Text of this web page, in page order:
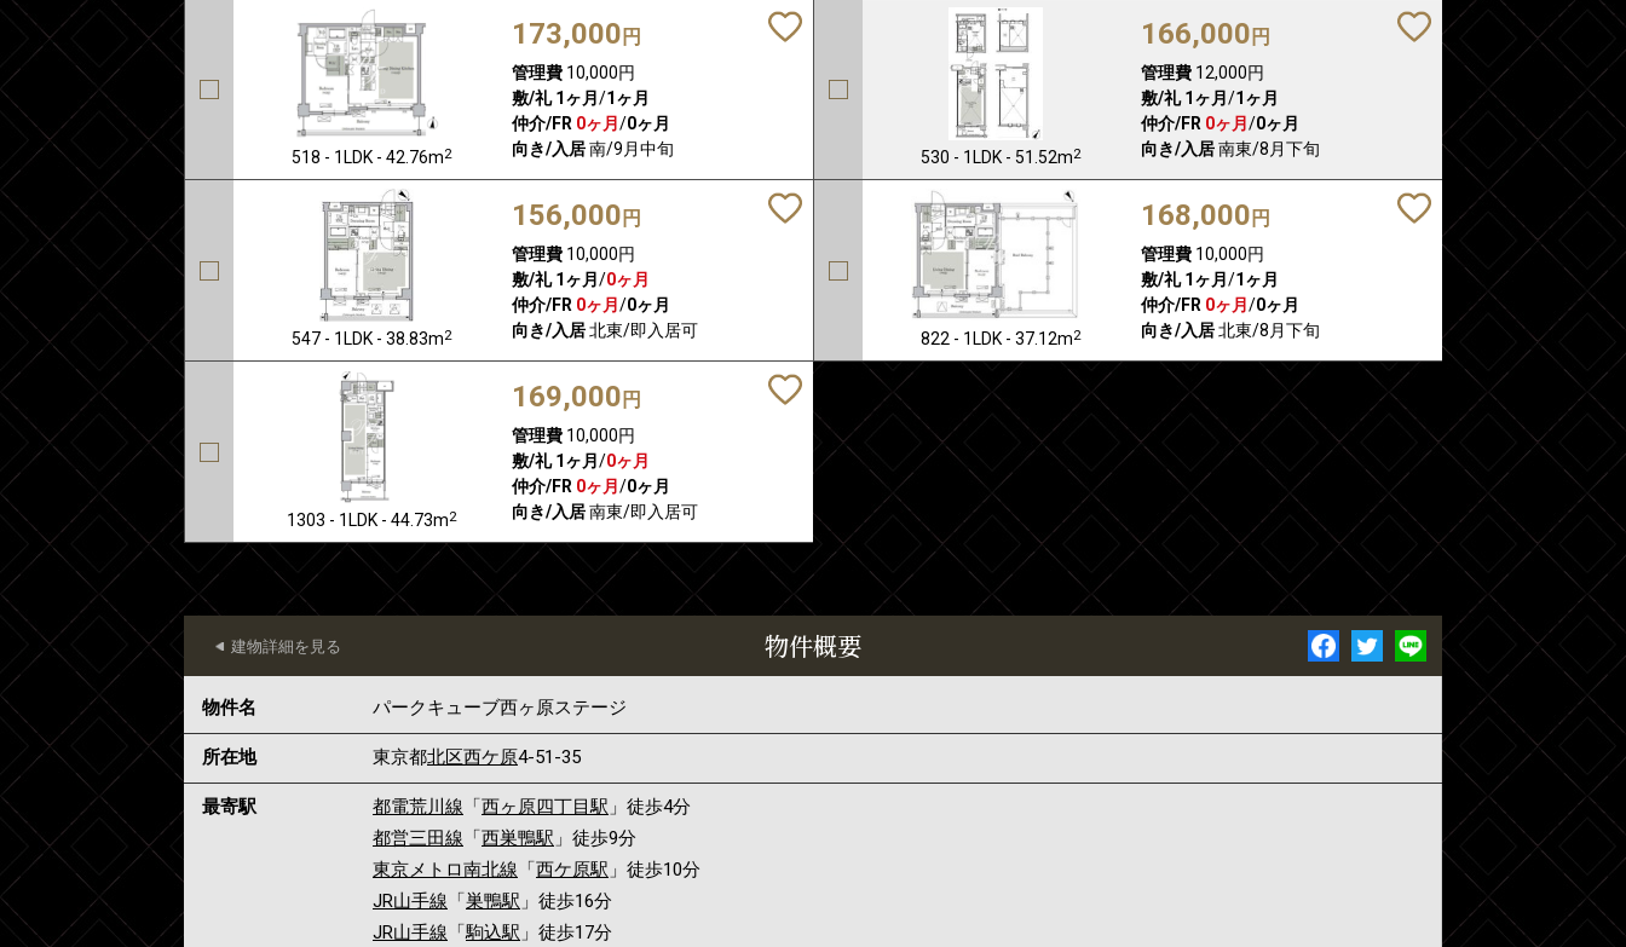
518 - 1LDK - 42.76m2
173,000 円
管理費10,000円
敷/礼 1ヶ月 /1ヶ月
仲介/FR 0ヶ月 /0ヶ月
向き/入居南/9月中旬 530 - 1LDK - 51.52m2
166,000 円
管理費12,000円
敷/礼 1ヶ月 /1ヶ月
仲介/FR 0ヶ月 /0ヶ月
向き/入居南東/8月下旬
547 - 1LDK - 38.83m2
156,000 円
管理費10,000円
敷/礼 1ヶ月 /0ヶ月
仲介/FR 0ヶ月 /0ヶ月
向き/入居北東/即入居可 822 - 1LDK - 37.12m2
168,000 円
管理費10,000円
敷/礼 1ヶ月 /1ヶ月
仲介/FR 0ヶ月 /0ヶ月
向き/入居北東/8月下旬
1303 - 1LDK - 44.73m2
169,000 円
管理費10,000円
敷/礼 1ヶ月 /0ヶ月
仲介/FR 0ヶ月 /0ヶ月
向き/入居南東/即入居可
物件概要
建物詳細を見る
物件名 パークキューブ西ヶ原ステージ
所在地 東京都北区西ケ原4-51-35
最寄駅 都電荒川線 「西ヶ原四丁目駅 」徒歩4分
都営三田線 「西巣鴨駅 」徒歩9分
東京メトロ南北線 「西ケ原駅 」徒歩10分
JR山手線 「巣鴨駅 」徒歩16分
JR山手線 「駒込駅 」徒歩17分